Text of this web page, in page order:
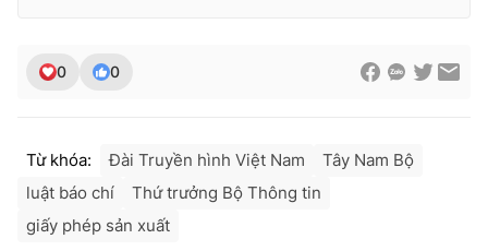
0 0
Từ khóa: Đài Truyền hình Việt Nam
Tây Nam Bộ
luật báo chí
Thứ trưởng Bộ Thông tin
giấy phép sản xuất